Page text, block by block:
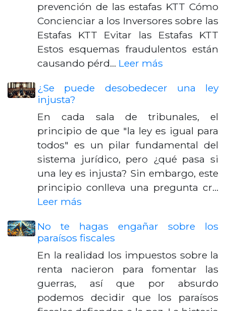
prevención de las estafas KTT Cómo
Concienciar a los Inversores sobre las
Estafas KTT Evitar las Estafas KTT
Estos esquemas fraudulentos están
causando pérd… Leer más
¿Se puede desobedecer una ley
injusta?
En cada sala de tribunales, el
principio de que "la ley es igual para
todos" es un pilar fundamental del
sistema jurídico, pero ¿qué pasa si
una ley es injusta? Sin embargo, este
principio conlleva una pregunta cr…
Leer más
No te hagas engañar sobre los
paraísos fiscales
En la realidad los impuestos sobre la
renta nacieron para fomentar las
guerras, así que por absurdo
podemos decidir que los paraísos